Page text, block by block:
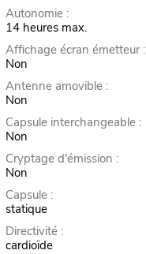
Autonomie :
14 heures max.
Affichage écran émetteur :
Non
Antenne amovible :
Non
Capsule interchangeable :
Non
Cryptage d'émission :
Non
Capsule :
statique
Directivité :
cardioïde